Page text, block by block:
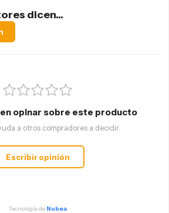
dicen...
opinar sobre este producto
a otros compradores a decidir.
Escribir opinión
Tecnología de Nubea